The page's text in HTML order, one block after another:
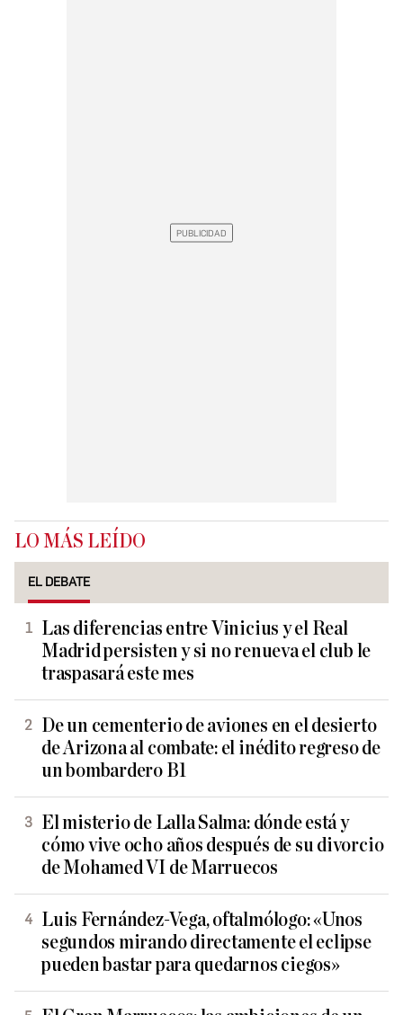
LO MÁS LEÍDO
EL DEBATE
Las diferencias entre Vinicius y el Real
Madrid persisten y si no renueva el club le
traspasará este mes
De un cementerio de aviones en el desierto
de Arizona al combate: el inédito regreso de
un bombardero B1
El misterio de Lalla Salma: dónde está y
cómo vive ocho años después de su divorcio
de Mohamed VI de Marruecos
Luis Fernández-Vega, oftalmólogo: «Unos
segundos mirando directamente el eclipse
pueden bastar para quedarnos ciegos»